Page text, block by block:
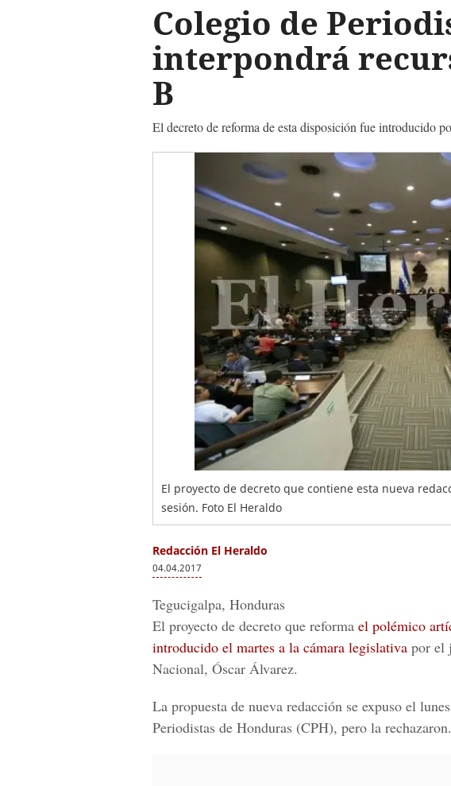
Colegio de
interpondrá
B
El decreto de reforma de esta disposición fue introducido
El proyecto de decreto que contiene esta nueva
sesión. Foto El Heraldo
Redacción El Heraldo
04.04.2017
Tegucigalpa, Honduras
El proyecto de decreto que reforma el polémico
introducido el martes a la cámara legislativa por el
Nacional, Óscar Álvarez.
La propuesta de nueva redacción se expuso el
Periodistas de Honduras (CPH), pero la rechazaron.